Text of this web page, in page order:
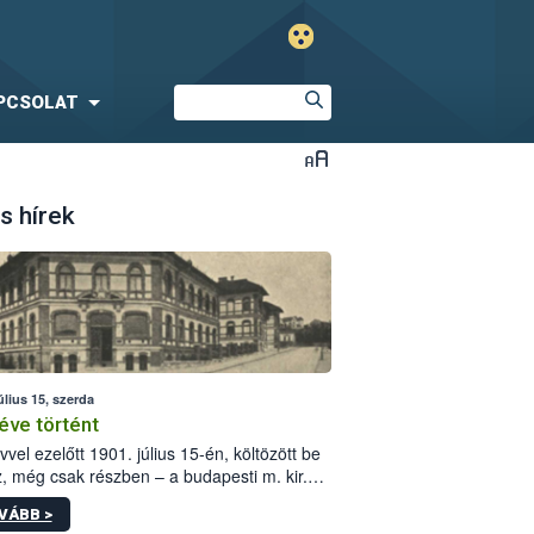
hírek
15, szerda
történt
ezelőtt 1901. július 15-én, költözött be
még csak részben – a budapesti m. kir.
állomás a Kis Rókus utca
alatti, Czigler Győző által tervezett új
>